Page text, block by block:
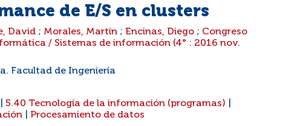
de E/S en clusters
David ; Morales, Martín ; Encinas, Diego ; Congreso
/ Sistemas de información (4° : 2016 nov.
Facultad de Ingeniería
5.40 Tecnología de la información (programas)
Procesamiento de datos